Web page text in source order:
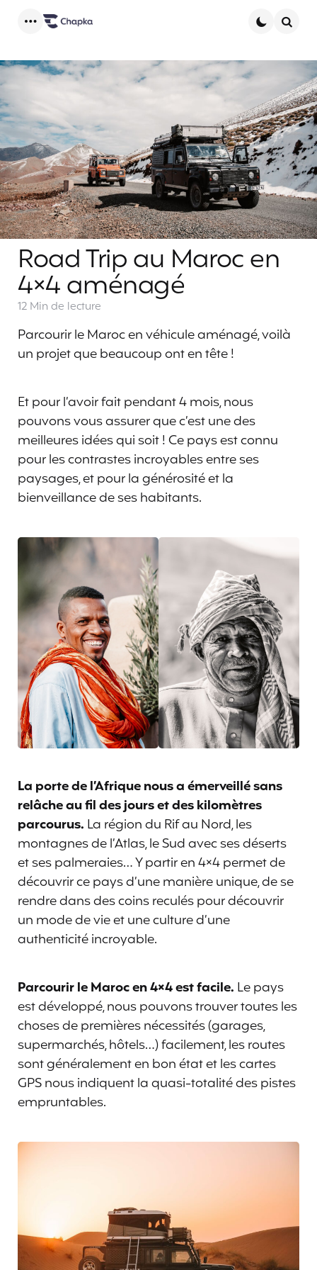
Road Trip au Maroc en
4×4 aménagé
12 Min de lecture
Parcourir le Maroc en véhicule aménagé, voilà
un projet que beaucoup ont en tête !
Et pour l’avoir fait pendant 4 mois, nous
pouvons vous assurer que c’est une des
meilleures idées qui soit ! Ce pays est connu
pour les contrastes incroyables entre ses
paysages, et pour la générosité et la
bienveillance de ses habitants.
La porte de l’Afrique nous a émerveillé sans
relâche au fil des jours et des kilomètres
parcourus. La région du Rif au Nord, les
montagnes de l’Atlas, le Sud avec ses déserts
et ses palmeraies… Y partir en 4×4 permet de
découvrir ce pays d’une manière unique, de se
rendre dans des coins reculés pour découvrir
un mode de vie et une culture d’une
authenticité incroyable.
Parcourir le Maroc en 4×4 est facile. Le pays
est développé, nous pouvons trouver toutes les
choses de premières nécessités (garages,
supermarchés, hôtels…) facilement, les routes
sont généralement en bon état et les cartes
GPS nous indiquent la quasi-totalité des pistes
empruntables.